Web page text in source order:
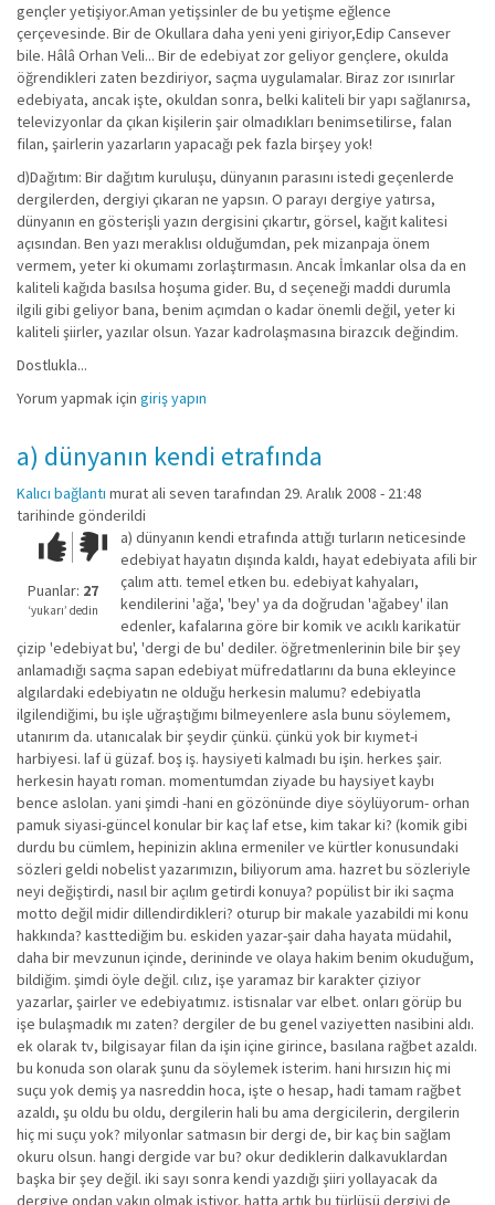
gençler yetişiyor.Aman yetişsinler de bu yetişme eğlence
çerçevesinde. Bir de Okullara daha yeni yeni giriyor,Edip Cansever
bile. Hâlâ Orhan Veli... Bir de edebiyat zor geliyor gençlere, okulda
öğrendikleri zaten bezdiriyor, saçma uygulamalar. Biraz zor ısınırlar
edebiyata, ancak işte, okuldan sonra, belki kaliteli bir yapı sağlanırsa,
televizyonlar da çıkan kişilerin şair olmadıkları benimsetilirse, falan
filan, şairlerin yazarların yapacağı pek fazla birşey yok!
d)Dağıtım: Bir dağıtım kuruluşu, dünyanın parasını istedi geçenlerde
dergilerden, dergiyi çıkaran ne yapsın. O parayı dergiye yatırsa,
dünyanın en gösterişli yazın dergisini çıkartır, görsel, kağıt kalitesi
açısından. Ben yazı meraklısı olduğumdan, pek mizanpaja önem
vermem, yeter ki okumamı zorlaştırmasın. Ancak İmkanlar olsa da en
kaliteli kağıda basılsa hoşuma gider. Bu, d seçeneği maddi durumla
ilgili gibi geliyor bana, benim açımdan o kadar önemli değil, yeter ki
kaliteli şiirler, yazılar olsun. Yazar kadrolaşmasına birazcık değindim.
Dostlukla...
Yorum yapmak için giriş yapın
a) dünyanın kendi etrafında
Kalıcı bağlantı murat ali seven tarafından 29. Aralık 2008 - 21:48
tarihinde gönderildi
Çok iyi!O
kadar
iyi
değil!
Puanlar: 27
‘yukarı’ dedin
a) dünyanın kendi etrafında attığı turların neticesinde
edebiyat hayatın dışında kaldı, hayat edebiyata afili bir
çalım attı. temel etken bu. edebiyat kahyaları,
kendilerini 'ağa', 'bey' ya da doğrudan 'ağabey' ilan
edenler, kafalarına göre bir komik ve acıklı karikatür
çizip 'edebiyat bu', 'dergi de bu' dediler. öğretmenlerinin bile bir şey
anlamadığı saçma sapan edebiyat müfredatlarını da buna ekleyince
algılardaki edebiyatın ne olduğu herkesin malumu? edebiyatla
ilgilendiğimi, bu işle uğraştığımı bilmeyenlere asla bunu söylemem,
utanırım da. utanıcalak bir şeydir çünkü. çünkü yok bir kıymet-i
harbiyesi. laf ü güzaf. boş iş. haysiyeti kalmadı bu işin. herkes şair.
herkesin hayatı roman. momentumdan ziyade bu haysiyet kaybı
bence aslolan. yani şimdi -hani en gözönünde diye söylüyorum- orhan
pamuk siyasi-güncel konular bir kaç laf etse, kim takar ki? (komik gibi
durdu bu cümlem, hepinizin aklına ermeniler ve kürtler konusundaki
sözleri geldi nobelist yazarımızın, biliyorum ama. hazret bu sözleriyle
neyi değiştirdi, nasıl bir açılım getirdi konuya? popülist bir iki saçma
motto değil midir dillendirdikleri? oturup bir makale yazabildi mi konu
hakkında? kasttediğim bu. eskiden yazar-şair daha hayata müdahil,
daha bir mevzunun içinde, derininde ve olaya hakim benim okuduğum,
bildiğim. şimdi öyle değil. cılız, işe yaramaz bir karakter çiziyor
yazarlar, şairler ve edebiyatımız. istisnalar var elbet. onları görüp bu
işe bulaşmadık mı zaten? dergiler de bu genel vaziyetten nasibini aldı.
ek olarak tv, bilgisayar filan da işin içine girince, basılana rağbet azaldı.
bu konuda son olarak şunu da söylemek isterim. hani hırsızın hiç mi
suçu yok demiş ya nasreddin hoca, işte o hesap, hadi tamam rağbet
azaldı, şu oldu bu oldu, dergilerin hali bu ama dergicilerin, dergilerin
hiç mi suçu yok? milyonlar satmasın bir dergi de, bir kaç bin sağlam
okuru olsun. hangi dergide var bu? okur dediklerin dalkavuklardan
başka bir şey değil. iki sayı sonra kendi yazdığı şiiri yollayacak da
dergiye ondan yakın olmak istiyor. hatta artık bu türlüsü dergiyi de